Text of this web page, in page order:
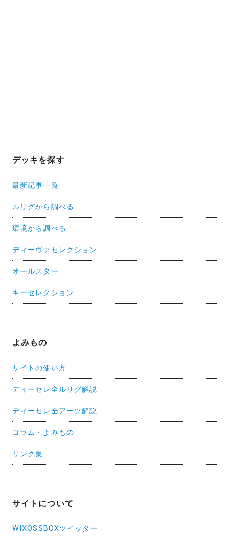
デッキを探す
最新記事一覧
ルリグから調べる
環境から調べる
ディーヴァセレクション
オールスター
キーセレクション
よみもの
サイトの使い方
ディーセレ全ルリグ解説
ディーセレ全アーツ解説
コラム・よみもの
リンク集
サイトについて
WIXOSSBOXツイッター